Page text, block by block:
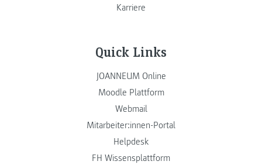
Karriere
Quick Links
JOANNEUM Online
Moodle Plattform
Webmail
Mitarbeiter:innen-Portal
Helpdesk
FH Wissensplattform